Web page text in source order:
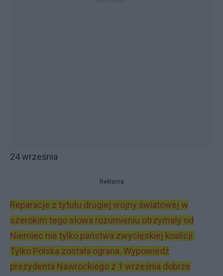
24 września
Reklama
Reparacje z tytułu drugiej wojny światowej w
szerokim tego słowa rozumieniu otrzymały od
Niemiec nie tylko państwa zwycięskiej koalicji.
Tylko Polska została ograna. Wypowiedź
prezydenta Nawrockiego z 1 września dobrze